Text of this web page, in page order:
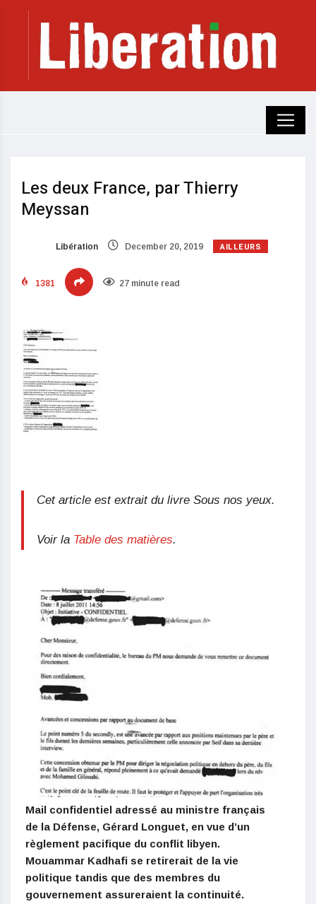
Les deux France, par Thierry
Meyssan
Libération December 20, 2019 AILLEURS
1381 27 minute read
Cet article est extrait du livre Sous nos yeux.
Voir la Table des matières.
Mail confidentiel adressé au ministre français
de la Défense, Gérard Longuet, en vue d’un
règlement pacifique du conflit libyen.
Mouammar Kadhafi se retirerait de la vie
politique tandis que des membres du
gouvernement assureraient la continuité.